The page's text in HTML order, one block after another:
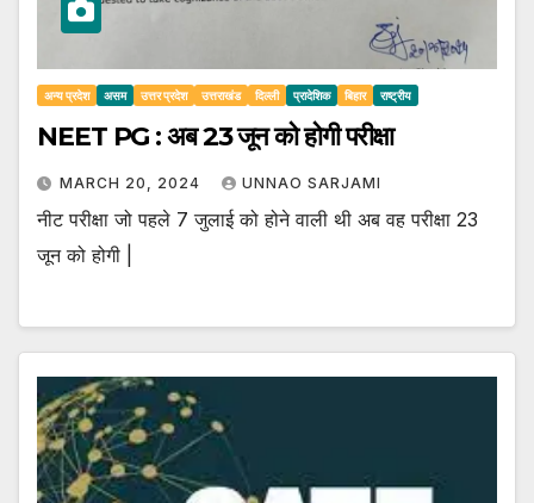
अन्य प्रदेश असम उत्तर प्रदेश उत्तराखंड दिल्ली प्रादेशिक बिहार राष्ट्रीय
NEET PG : अब 23 जून को होगी परीक्षा
MARCH 20, 2024 UNNAO SARJAMI
नीट परीक्षा जो पहले 7 जुलाई को होने वाली थी अब वह परीक्षा 23
जून को होगी |